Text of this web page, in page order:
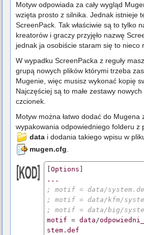
Motyw odpowiada za cały wygląd
wzięta prosto z silnika. Jednak istnieje
ScreenPack. Tak właściwie są to tylko
kreatorów i graczy przyjęło nazwę
jednak ja osobiście staram się to nieco
W wypadku ScreenPacka z reguły
grupą nowych plików którymi trzeba
Mugenie, więc musisz wykonać kopię
Najczęściej są to małe zestawy
czcionek.
Motyw można łatwo dodać do Mugena
wypakowania odpowiedniego folderu z
data i dodania takiego wpisu w
mugen.cfg.
Options
...
; motif = data/
; motif = data/kfm/
; motif = data/big/
motif = data/
stem.def